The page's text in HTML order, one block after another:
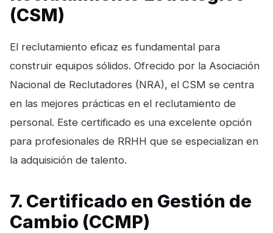
(CSM)
El reclutamiento eficaz es fundamental para
construir equipos sólidos. Ofrecido por la Asociación
Nacional de Reclutadores (NRA), el CSM se centra
en las mejores prácticas en el reclutamiento de
personal. Este certificado es una excelente opción
para profesionales de RRHH que se especializan en
la adquisición de talento.
7. Certificado en Gestión de
Cambio (CCMP)